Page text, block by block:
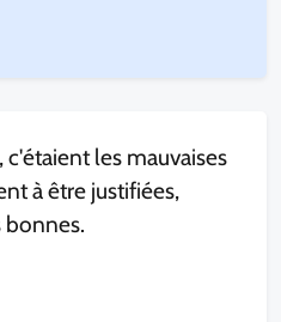
les mauvaises
à être justifiées,
bonnes.